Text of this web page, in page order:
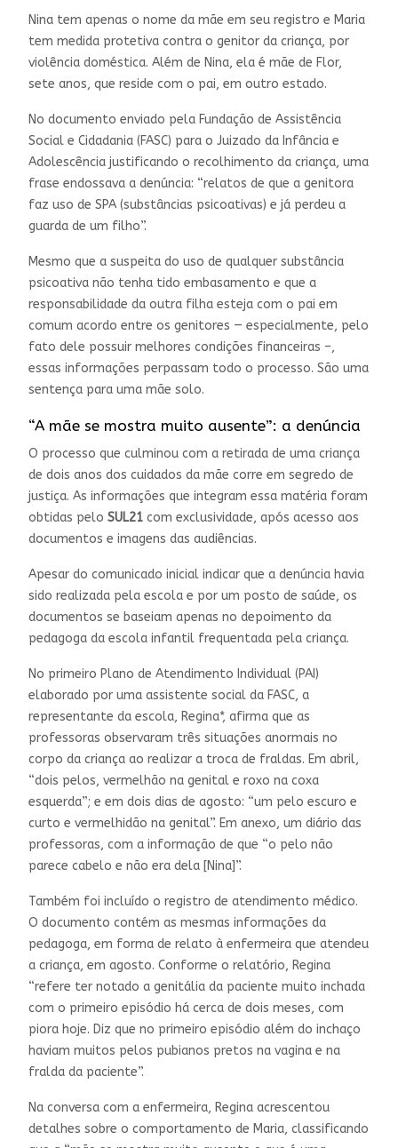
Nina tem apenas o nome da mãe em seu registro e Maria
tem medida protetiva contra o genitor da criança, por
violência doméstica. Além de Nina, ela é mãe de Flor,
sete anos, que reside com o pai, em outro estado.
No documento enviado pela Fundação de Assistência
Social e Cidadania (FASC) para o Juizado da Infância e
Adolescência justificando o recolhimento da criança, uma
frase endossava a denúncia: “relatos de que a genitora
faz uso de SPA (substâncias psicoativas) e já perdeu a
guarda de um filho”.
Mesmo que a suspeita do uso de qualquer substância
psicoativa não tenha tido embasamento e que a
responsabilidade da outra filha esteja com o pai em
comum acordo entre os genitores — especialmente, pelo
fato dele possuir melhores condições financeiras –,
essas informações perpassam todo o processo. São uma
sentença para uma mãe solo.
“A mãe se mostra muito ausente”: a denúncia
O processo que culminou com a retirada de uma criança
de dois anos dos cuidados da mãe corre em segredo de
justiça. As informações que integram essa matéria foram
obtidas pelo SUL21com exclusividade, após acesso aos
documentos e imagens das audiências.
Apesar do comunicado inicial indicar que a denúncia havia
sido realizada pela escola e por um posto de saúde, os
documentos se baseiam apenas no depoimento da
pedagoga da escola infantil frequentada pela criança.
No primeiro Plano de Atendimento Individual (PAI)
elaborado por uma assistente social da FASC, a
representante da escola, Regina*, afirma que as
professoras observaram três situações anormais no
corpo da criança ao realizar a troca de fraldas. Em abril,
“dois pelos, vermelhão na genital e roxo na coxa
esquerda”; e em dois dias de agosto: “um pelo escuro e
curto e vermelhidão na genital”. Em anexo, um diário das
professoras, com a informação de que “o pelo não
parece cabelo e não era dela [Nina]”.
Também foi incluído o registro de atendimento médico.
O documento contém as mesmas informações da
pedagoga, em forma de relato à enfermeira que atendeu
a criança, em agosto. Conforme o relatório, Regina
“refere ter notado a genitália da paciente muito inchada
com o primeiro episódio há cerca de dois meses, com
piora hoje. Diz que no primeiro episódio além do inchaço
haviam muitos pelos pubianos pretos na vagina e na
fralda da paciente”.
Na conversa com a enfermeira, Regina acrescentou
detalhes sobre o comportamento de Maria, classificando